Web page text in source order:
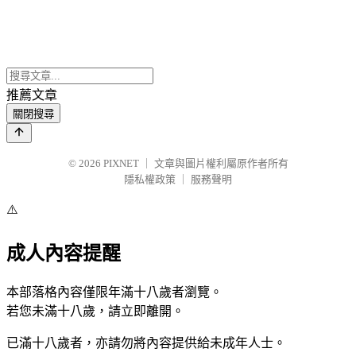
推薦文章
關閉搜尋
© 2026 PIXNET
文章與圖片權利屬原作者所有
隱私權政策
服務聲明
⚠️
成人內容提醒
本部落格內容僅限年滿十八歲者瀏覽。
若您未滿十八歲，請立即離開。
已滿十八歲者，亦請勿將內容提供給未成年人士。